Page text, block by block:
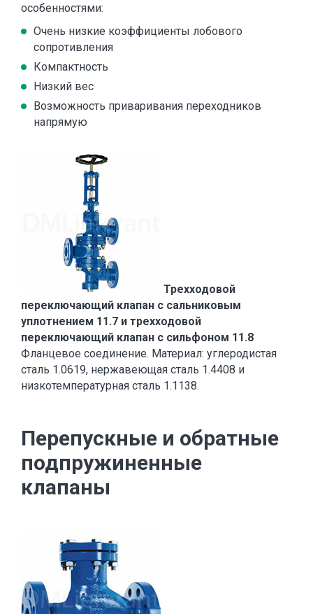
особенностями:
Очень низкие коэффициенты лобового
сопротивления
Компактность
Низкий вес
Возможность приваривания переходников
напрямую
Трехходовой
переключающий клапан с сальниковым
уплотнением 11.7 и трехходовой
переключающий клапан с сильфоном 11.8
Фланцевое соединение. Материал: углеродистая
сталь 1.0619, нержавеющая сталь 1.4408 и
низкотемпературная сталь 1.1138.
Перепускные и обратные
подпружиненные
клапаны